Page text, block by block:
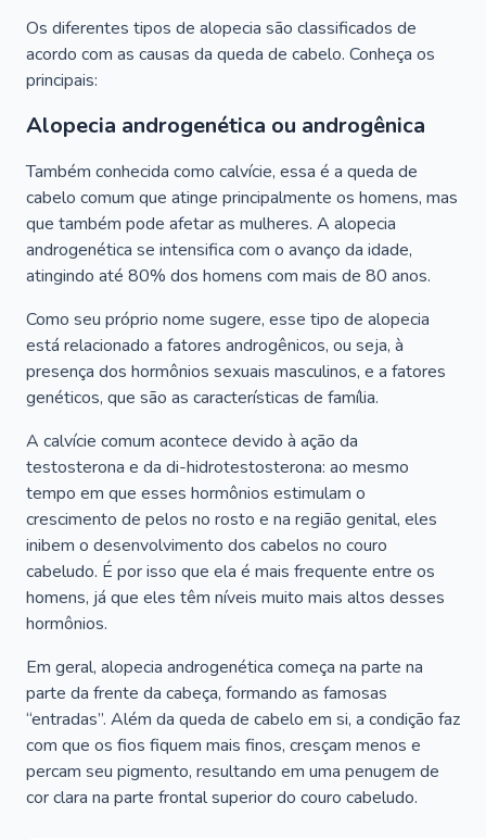
Os diferentes tipos de alopecia são classificados de
acordo com as causas da queda de cabelo. Conheça os
principais:
Alopecia androgenética ou androgênica
Também conhecida como calvície, essa é a queda de
cabelo comum que atinge principalmente os homens, mas
que também pode afetar as mulheres. A alopecia
androgenética se intensifica com o avanço da idade,
atingindo até 80% dos homens com mais de 80 anos.
Como seu próprio nome sugere, esse tipo de alopecia
está relacionado a fatores androgênicos, ou seja, à
presença dos hormônios sexuais masculinos, e a fatores
genéticos, que são as características de família.
A calvície comum acontece devido à ação da
testosterona e da di-hidrotestosterona: ao mesmo
tempo em que esses hormônios estimulam o
crescimento de pelos no rosto e na região genital, eles
inibem o desenvolvimento dos cabelos no couro
cabeludo. É por isso que ela é mais frequente entre os
homens, já que eles têm níveis muito mais altos desses
hormônios.
Em geral, alopecia androgenética começa na parte na
parte da frente da cabeça, formando as famosas
“entradas”. Além da queda de cabelo em si, a condição faz
com que os fios fiquem mais finos, cresçam menos e
percam seu pigmento, resultando em uma penugem de
cor clara na parte frontal superior do couro cabeludo.